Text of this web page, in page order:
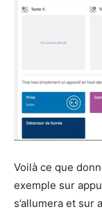
Voilà ce que
exemple sur
s’allumera et sur